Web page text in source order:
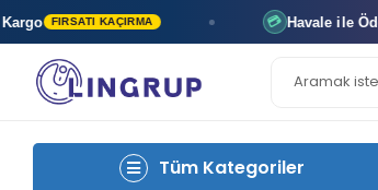
FIRSATI KAÇIRMA Havale ile Öde
Tüm Kategoriler